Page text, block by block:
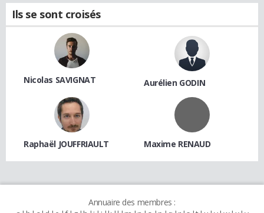
Ils se sont croisés
Nicolas SAVIGNAT Aurélien GODIN
Raphaël JOUFFRIAULT Maxime RENAUD
Annuaire des membres :